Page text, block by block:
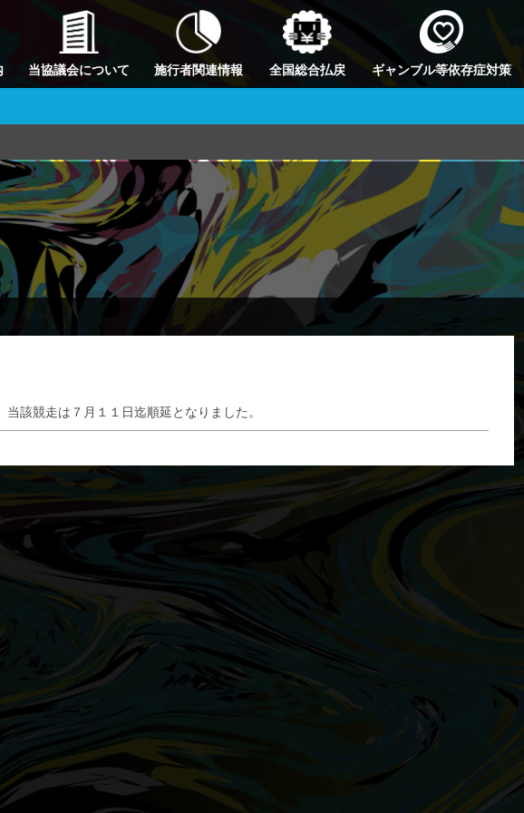
当協議会について 施行者関連情報 全国総合払戻 ギャンブル等依存症対策
該競走は７月１１日迄順延となりました。